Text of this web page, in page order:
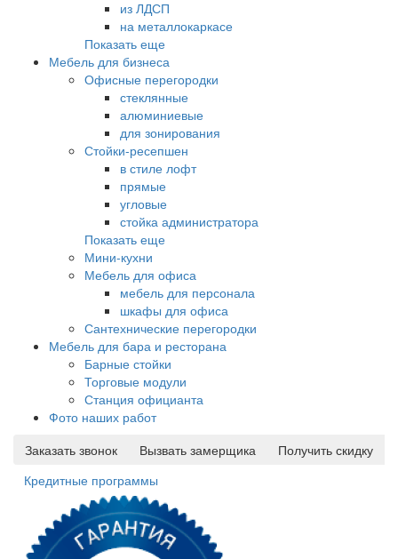
из ЛДСП
на металлокаркасе
Показать еще
Мебель для бизнеса
Офисные перегородки
стеклянные
алюминиевые
для зонирования
Стойки-ресепшен
в стиле лофт
прямые
угловые
стойка администратора
Показать еще
Мини-кухни
Мебель для офиса
мебель для персонала
шкафы для офиса
Сантехнические перегородки
Мебель для бара и ресторана
Барные стойки
Торговые модули
Станция официанта
Фото наших работ
Заказать звонок
Вызвать замерщика
Получить скидку
Кредитные программы